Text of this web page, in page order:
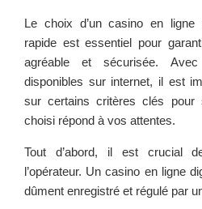
Le choix d’un casino en
rapide est essentiel pour
agréable et sécurisée.
disponibles sur internet, il est
sur certains critères clés pour
choisi répond à vos attentes.
Tout d’abord, il est crucial
l’opérateur. Un casino en ligne
dûment enregistré et régulé par